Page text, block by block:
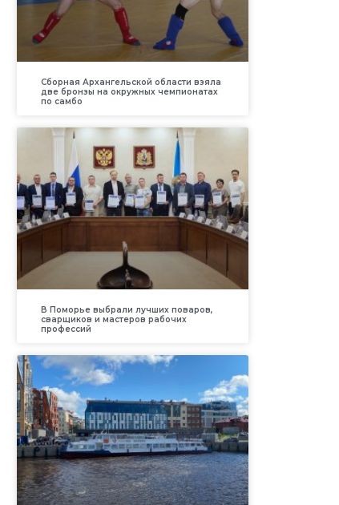
Сборная Архангельской области взяла
две бронзы на окружных чемпионатах
по самбо
В Поморье выбрали лучших поваров,
сварщиков и мастеров рабочих
профессий